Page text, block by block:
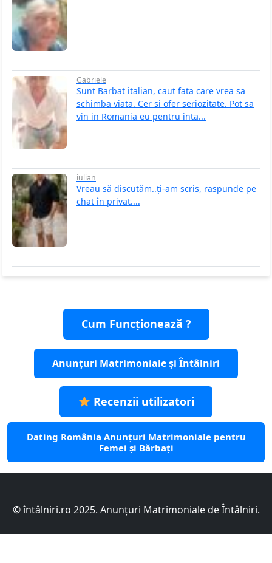
Gabriele
Sunt Barbat italian, caut fata care vrea sa
schimba viata. Cer si ofer seriozitate. Pot sa
vin in Romania eu pentru inta...
iulian
Vreau să discutăm..ți-am scris, raspunde pe
chat în privat....
Cum Funcționează ?
Anunțuri Matrimoniale și Întâlniri
Recenzii utilizatori
Dating România Anunțuri Matrimoniale pentru
Femei și Bărbați
© întâlniri.ro 2025. Anunțuri Matrimoniale de Întâlniri.